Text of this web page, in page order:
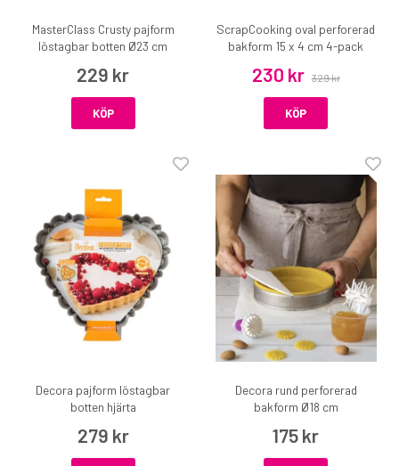
MasterClass Crusty pajform
löstagbar botten Ø23 cm
229 kr
KÖP
ScrapCooking oval perforerad
bakform 15 x 4 cm 4-pack
230 kr 329 kr
KÖP
Decora pajform löstagbar
botten hjärta
279 kr
Decora rund perforerad
bakform Ø18 cm
175 kr